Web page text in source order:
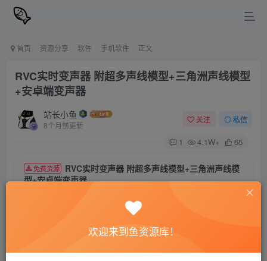
首页 资源分享 软件 手机软件 正文
RVC实时变声器 附超多声线模型+三角洲声线模型
+安卓端变声器
站长小鱼
8个月前更新
关注 私信
1 4.1W+ 65
免费资源
RVC实时变声器 附超多声线模型+三角洲声线模
型+安卓端变声器
夸克网盘欢迎来到鱼资源库！